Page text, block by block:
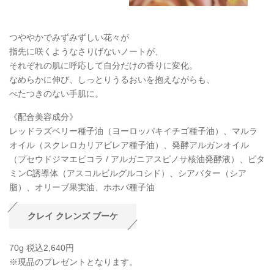
つややかでみずみずしい花々が
指先に咲くようなさりげないノートが、
それぞれの肌に呼応して自分だけの香りに変化。
なめらかに伸び、しっとりうるおいを抱えながらも、
べたつきのない手肌に。
《配合美容成分》
レッドラズベリー種子油（ヨーロッパキイチゴ種子油）、マルラ
オイル（スクレロカリアビレア種子油）、発酵アルガンオイル
（プセウドジマエピコラ / アルガニアスピノサ核油発酵液）、ビタ
ミンC誘導体（アスコルビルグルコシド）、シアバター（シア
脂）、オリーブ果実油、ホホバ種子油
クレイ クレンズ ブーケ
70g 税込2,640円
※現品のプレゼントとなります。